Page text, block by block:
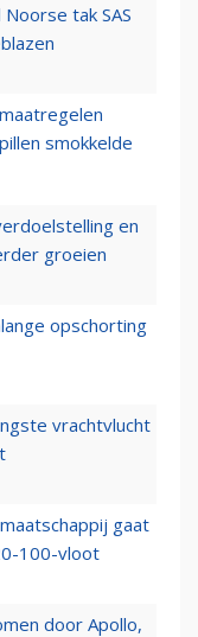
tak SAS
smokkelde
en
groeien
opschorting
vrachtvlucht
gaat
100-vloot
door Apollo,